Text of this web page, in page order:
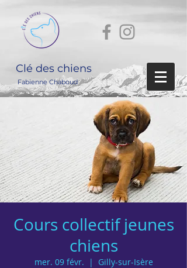
Clé des chiens
Fabienne Chaboud
Cours collectif jeunes
chiens
mer. 09 févr.
  |
Gilly-sur-Isère